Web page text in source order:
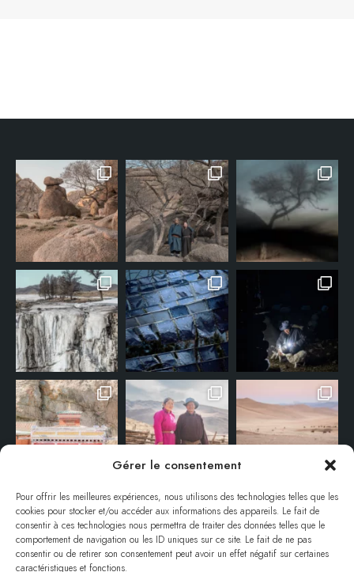
Gérer le consentement
Pour offrir les meilleures expériences, nous utilisons des technologies telles que les
cookies pour stocker et/ou accéder aux informations des appareils. Le fait de
consentir à ces technologies nous permettra de traiter des données telles que le
comportement de navigation ou les ID uniques sur ce site. Le fait de ne pas
consentir ou de retirer son consentement peut avoir un effet négatif sur certaines
caractéristiques et fonctions.